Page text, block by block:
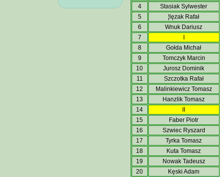
4
Stasiak Sylwester
5
¦lęzak Rafał
6
Wnuk Dariusz
7
8
Gołda Michał
9
Tomczyk Marcin
10
Jurosz Dominik
11
Szczotka Rafał
12
Malinkiewicz Tomasz
13
Hanzlik Tomasz
14
15
Faber Piotr
16
Szwiec Ryszard
17
Tyrka Tomasz
18
Kuta Tomasz
19
Nowak Tadeusz
20
Kęski Adam